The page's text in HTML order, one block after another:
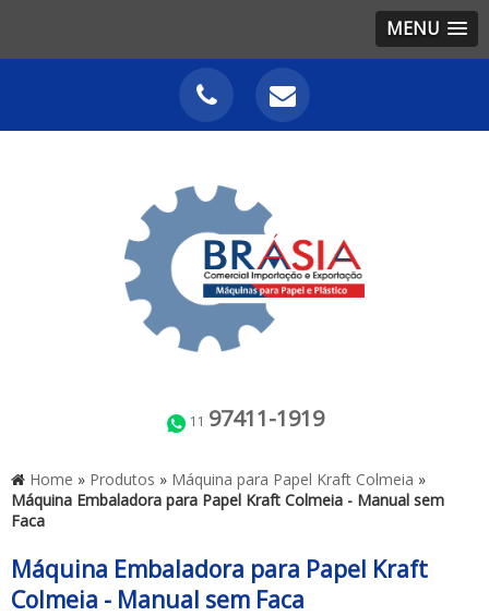
MENU
11 97411-1919
Home » Produtos » Máquina para Papel Kraft Colmeia »
Máquina Embaladora para Papel Kraft Colmeia - Manual sem
Faca
Máquina Embaladora para Papel Kraft
Colmeia - Manual sem Faca